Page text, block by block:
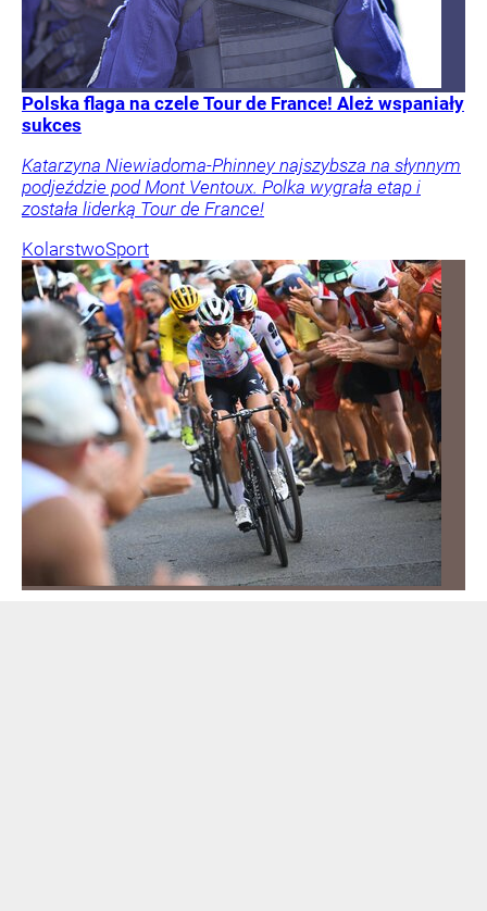
Polska flaga na czele Tour de France! Ależ wspaniały
sukces
Katarzyna Niewiadoma-Phinney najszybsza na słynnym
podjeździe pod Mont Ventoux. Polka wygrała etap i
została liderką Tour de France!
KolarstwoSport